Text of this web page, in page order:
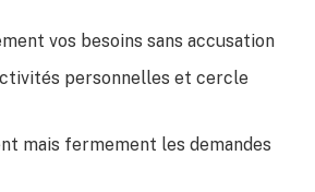
vos besoins sans accusation
personnelles et cercle
mais fermement les demandes